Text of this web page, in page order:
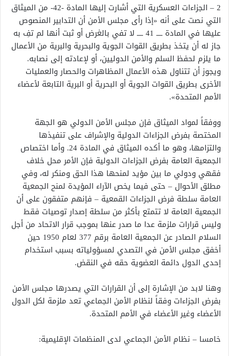
2 – الجزاءات العسكرية
التي أشارت إليها المادة -42- من الميثاق
التي نصت على أنه «إذا رأى مجلس الأمن أن التدابير المنصوص
عليها في المادة ــــ 41 ــــ لا تفي بالغرض أو ثبت أنها لم تفِ به
جاز له أن يتخذ بطريق القوات الجوية والبحرية والبرية من الأعمال
ما يلزم لحفظ السلم والأمن الدوليين، أو لإعادته إلى نصابه.
ويجوز أن تتناول هذه الأعمال المظاهرات والحصار والعمليات
الأخرى بطريق القوات الجوية أو البحرية أو البرية التابعة لأعضاء
الأمم المتحدة».
ووفقاً لمواد الميثاق فإن مجلس الأمن الدولي هو الجهة
المختصة بفرض الجزاءات الدولية والإشراف على تنفيذها
والتزامها، وهو ما أكده الميثاق في المادة 24. وأما اختصاص
الجمعية العامة بفرض الجزاءات الدولية فإن الأمر محل خلاف
فقهي ودولي ما بين مؤيد لمنحها هذا الحق ومنكر له، وفي
مطلق الأحوال – حتى فيما يخص الآراء المؤيدة لمنح الجمعية
العامة سلطة فرض الجزاءات القمعية – فإنهم متفقون على أن
الجمعية العامة لا تتمتع بأكثر من سلطة إصدار توصيات فقط
وليس قرارات ملزمة عدا ما صدر عنها بموجب قرار الاتحاد من أجل
السلام الصادر عن الجمعية العامة برقم 377 لعام 1950 حين
أخفق مجلس الأمن في التصدي لمسؤولياته بسبب استخدام
إحدى الدول دائمة العضوية حقه في النقض.
وهنا لابد من الإشارة إلى أن القرارات التي يصدرها مجلس الأمن
بفرض الجزاءات وفقاً لنظام الأمن الجماعي تعد ملزمة لكل الدول
الأعضاء وغير الأعضاء في الأمم المتحدة.
خامسا – نظام الأمن الجماعي لدى المنظمات الإقليمية: